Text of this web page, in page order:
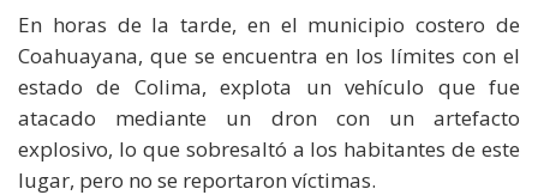
En horas de la tarde, en el municipio costero de
Coahuayana, que se encuentra en los límites con el
estado de Colima, explota un vehículo que fue
atacado mediante un dron con un artefacto
explosivo, lo que sobresaltó a los habitantes de este
lugar, pero no se reportaron víctimas.